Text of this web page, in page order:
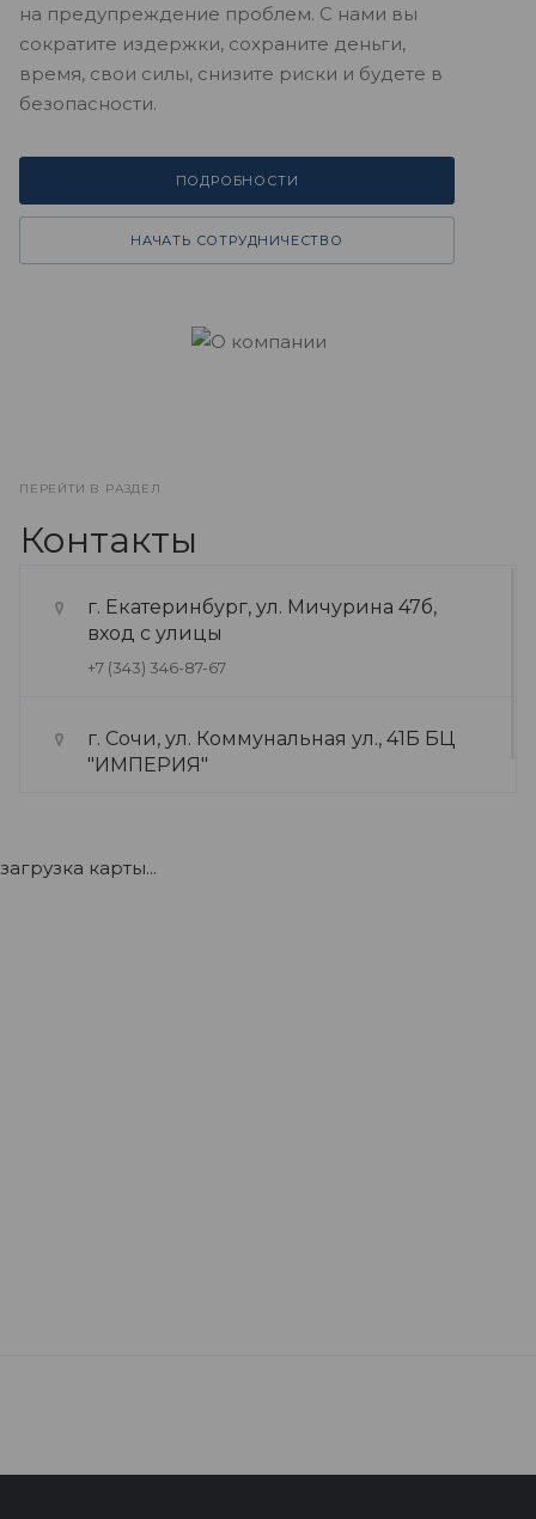
на предупреждение проблем. С нами вы
сократите издержки, сохраните деньги,
время, свои силы, снизите риски и будете в
безопасности.
ПОДРОБНОСТИ
НАЧАТЬ СОТРУДНИЧЕСТВО
ПЕРЕЙТИ В РАЗДЕЛ
Контакты
г. Екатеринбург, ул. Мичурина 47б,
вход с улицы
+7 (343) 346-87-67
г. Сочи, ул. Коммунальная ул., 41Б БЦ
"ИМПЕРИЯ"
загрузка карты...